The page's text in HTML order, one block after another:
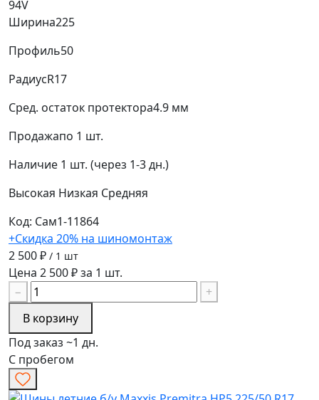
94V
Ширина225
Профиль50
РадиусR17
Сред. остаток протектора4.9 мм
Продажапо 1 шт.
Наличие 1 шт. (через 1-3 дн.)
Высокая Низкая Средняя
Код: Сам1-11864
+Скидка 20% на шиномонтаж
2 500 ₽ / 1 шт
Цена 2 500 ₽ за 1 шт.
−
+
В корзину
Под заказ ~1 дн.
С пробегом